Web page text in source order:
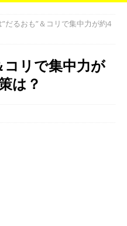
だるおも”＆コリで集中力が約4
コリで集中力が
は？